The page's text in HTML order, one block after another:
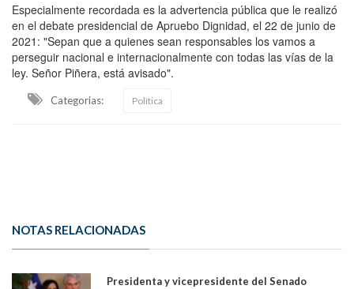
Especialmente recordada es la advertencia pública que le realizó
en el debate presidencial de Apruebo Dignidad, el 22 de junio de
2021: "Sepan que a quienes sean responsables los vamos a
perseguir nacional e internacionalmente con todas las vías de la
ley. Señor Piñera, está avisado".
Categorias: Política
NOTAS RELACIONADAS
Presidenta y vicepresidente del Senado